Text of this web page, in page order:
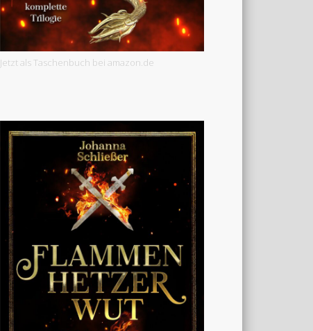
Jetzt als Taschenbuch bei amazon.de